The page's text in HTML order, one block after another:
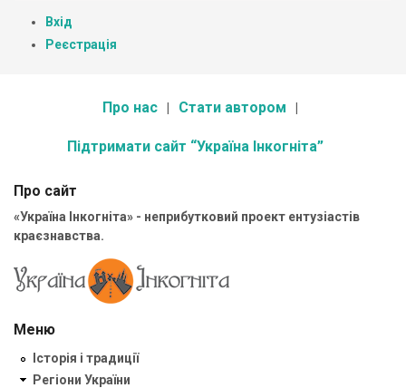
Вхід
Реєстрація
Про нас Стати автором
Підтримати сайт “Україна Інкогніта”
Про сайт
«Україна Інкогніта» - неприбутковий проект ентузіастів
краєзнавства.
Меню
Історія і традиції
Регіони України